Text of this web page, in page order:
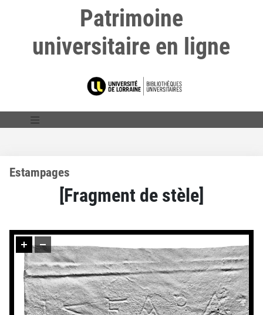
Patrimoine
universitaire en ligne
Estampages
[Fragment de stèle]